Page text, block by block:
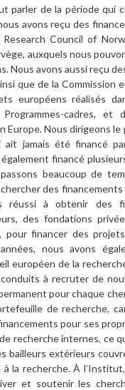
parler de la période qui
avons reçu des
Council of
auxquels nous
Nous avons aussi reçu
que de la Commission
européens réalisés
cadres, et
Europe. Nous dirigeons
jamais été financé
financé
beaucoup de
des
réussi à obtenir des
des fondations
pour financer des
nous avons
européen de la
à recruter de
pour chaque
de recherche,
pour ses
recherche internes, ce
bailleurs extérieurs
la recherche. À
et soutenir les